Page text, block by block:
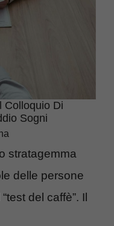
Colloquio Di
Sogni
stratagemma
delle persone
del caffè”. Il